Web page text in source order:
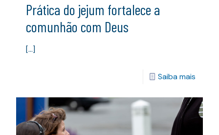
Prática do jejum fortalece a
comunhão com Deus
[…]
Saiba mais